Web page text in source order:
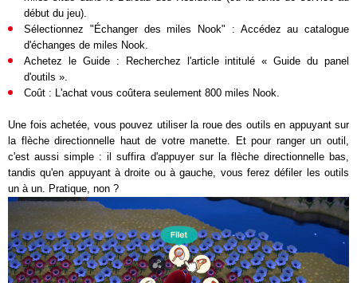
début du jeu).
Sélectionnez "Échanger des miles Nook" : Accédez au catalogue
d'échanges de miles Nook.
Achetez le Guide : Recherchez l'article intitulé « Guide du panel
d'outils ».
Coût : L'achat vous coûtera seulement 800 miles Nook.
Une fois achetée, vous pouvez utiliser la roue des outils en appuyant sur
la flèche directionnelle haut de votre manette. Et pour ranger un outil,
c'est aussi simple : il suffira d'appuyer sur la flèche directionnelle bas,
tandis qu'en appuyant à droite ou à gauche, vous ferez défiler les outils
un à un. Pratique, non ?